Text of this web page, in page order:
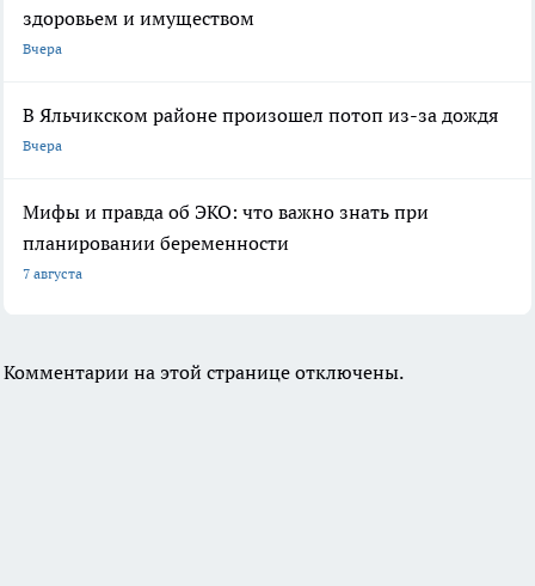
здоровьем и имуществом
Вчера
В Яльчикском районе произошел потоп из-за дождя
Вчера
Мифы и правда об ЭКО: что важно знать при
планировании беременности
7 августа
Комментарии на этой странице отключены.